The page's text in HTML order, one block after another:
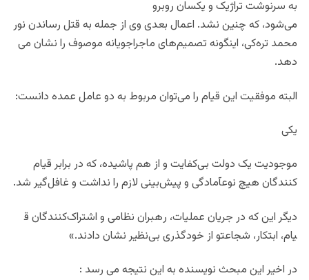
به سرنوشت تراژیک و یکسان روبرو
می‌شود، که چنین نشد. اعمال بعدی وی از جمله به قتل رساندن نور
محمد تره‌کی، اینگونه تصمیم‌های ماجراجویانه موصوف را نشان می‌
دهد.
البته موفقیت این قیام را می‌توان مربوط به دو عامل عمده دانست:
یکی
موجودیت یک دولت بی‌کفایت و از هم پاشیده، که در برابر قیام‌
کنندگان هیچ نوعآمادگی و پیش‌بینی لازم را نداشت و غافل‌گیرشد.
دیگر این که در جریان عملیات، رهبران نظامی و اشتراک‌کنندگان ق
یام، ابتکار، شجاعتو از خودگذری بی‌نظیر نشان دادند.»
در اخیر این مبحث نویسنده به این نتیجه می رسد :